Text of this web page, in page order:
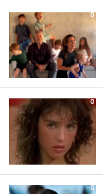
0
0
0